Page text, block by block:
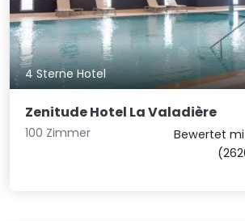
4 Sterne Hotel
Zenitude Hotel La Valadière
100 Zimmer
Bewertet